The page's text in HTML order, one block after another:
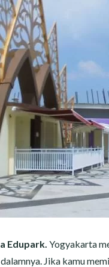
Edupark. Yogyakarta
Jika kamu